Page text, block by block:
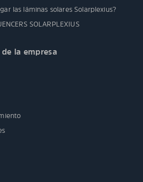
las láminas solares Solarplexius?
SOLARPLEXIUS
la empresa